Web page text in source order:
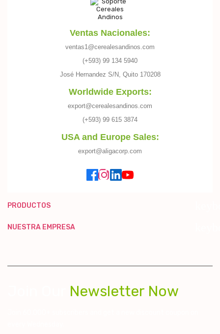
Ventas Nacionales:
ventas1@cerealesandinos.com
(+593) 99 134 5940
José Hernandez S/N, Quito 170208
Worldwide Exports:
export@cerealesandinos.com
(+593) 99 615 3874
USA and Europe Sales:
export@aligacorp.com
PRODUCTOS
NUESTRA EMPRESA
Newsletter Now